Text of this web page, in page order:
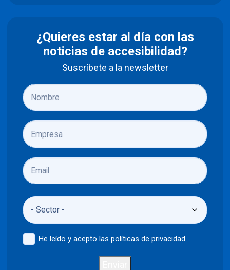
¿Quieres estar al día con las
noticias de accesibilidad?
Suscríbete a la newsletter
He leído y acepto laspolíticas de privacidad